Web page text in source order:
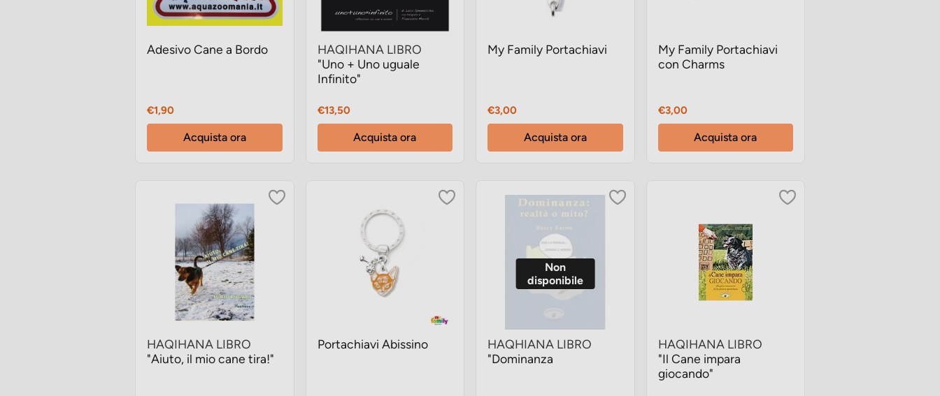
Adesivo Cane a Bordo
Prezzo
€1,90
Acquista ora
HAQIHANA LIBRO
"Uno + Uno uguale
Infinito"
Prezzo
€13,50
Acquista ora
My Family Portachiavi
Prezzo
€3,00
Acquista ora
My Family Portachiavi
con Charms
Prezzo
€3,00
Acquista ora
HAQIHANA LIBRO
"Aiuto, il mio cane tira!"
Portachiavi Abissino
Non
disponibile
HAQHIANA LIBRO
"Dominanza
HAQIHANA LIBRO
"Il Cane impara
giocando"